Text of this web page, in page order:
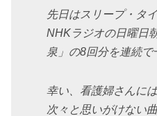
先日はスリープ・タ
NHKラジオの日曜日
泉」の8回分を連続で
幸い、看護婦さんに
次々と思いがけない